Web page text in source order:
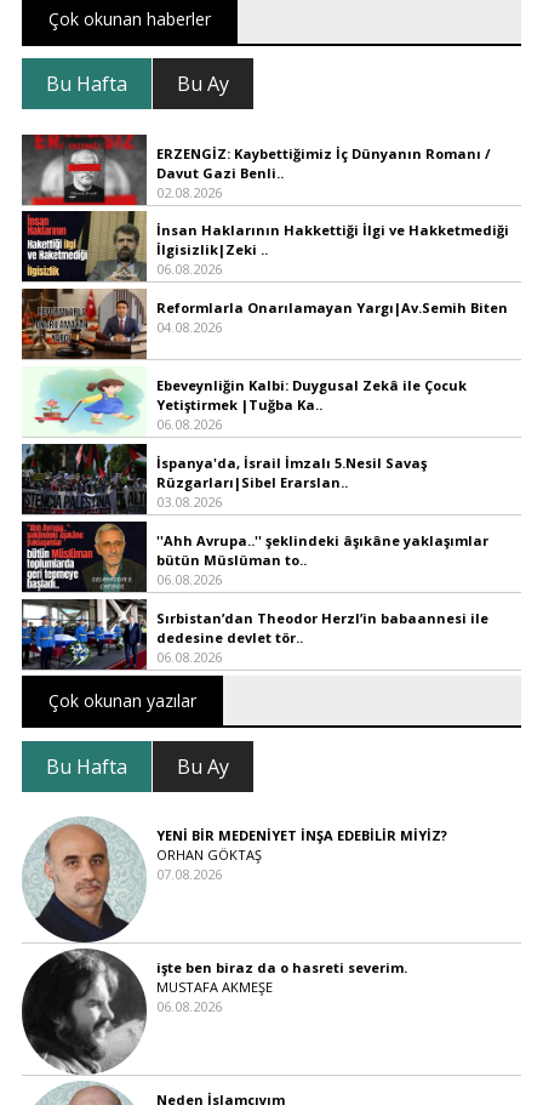
Çok okunan haberler
Bu Hafta Bu Ay
ERZENGİZ: Kaybettiğimiz İç Dünyanın Romanı /
Davut Gazi Benli..
02.08.2026
İnsan Haklarının Hakkettiği İlgi ve Hakketmediği
İlgisizlik|Zeki ..
06.08.2026
Reformlarla Onarılamayan Yargı|Av.Semih Biten
04.08.2026
Ebeveynliğin Kalbi: Duygusal Zekâ ile Çocuk
Yetiştirmek |Tuğba Ka..
06.08.2026
İspanya'da, İsrail İmzalı 5.Nesil Savaş
Rüzgarları|Sibel Erarslan..
03.08.2026
''Ahh Avrupa..'' şeklindeki âşıkâne yaklaşımlar
bütün Müslüman to..
06.08.2026
Sırbistan’dan Theodor Herzl’in babaannesi ile
dedesine devlet tör..
06.08.2026
Çok okunan yazılar
Bu Hafta Bu Ay
YENİ BİR MEDENİYET İNŞA EDEBİLİR MİYİZ?
ORHAN GÖKTAŞ
07.08.2026
işte ben biraz da o hasreti severim.
MUSTAFA AKMEŞE
06.08.2026
Neden İslamcıyım